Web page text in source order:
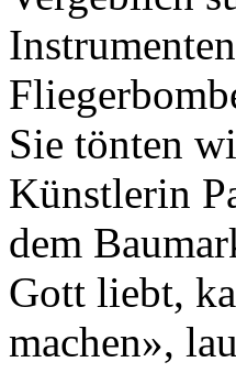
Sie tönten
Künstlerin
dem
Gott liebt,
machen»,